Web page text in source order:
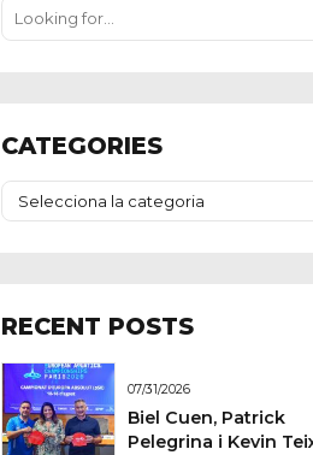
CATEGORIES
Selecciona la categoria
RECENT POSTS
07/31/2026
Biel Cuen, Patrick
Pelegrina i Kevin